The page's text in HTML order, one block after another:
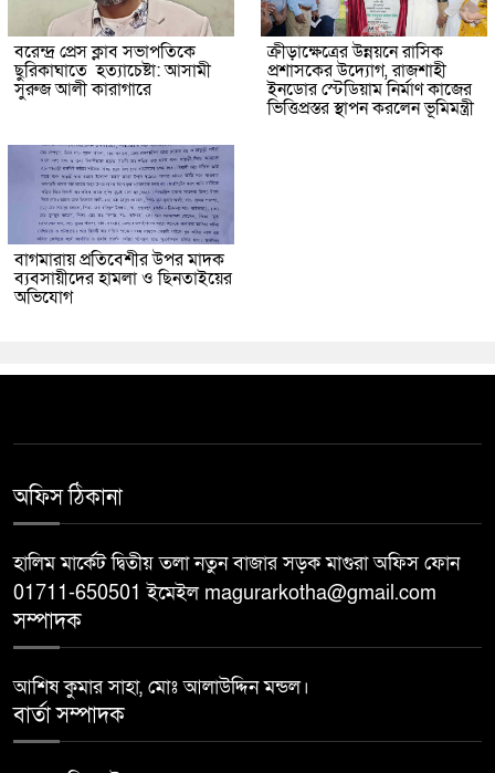
বরেন্দ্র প্রেস ক্লাব সভাপতিকে
ছুরিকাঘাতে হত্যাচেষ্টা: আসামী
সুরুজ আলী কারাগারে
ক্রীড়াক্ষেত্রের উন্নয়নে রাসিক
প্রশাসকের উদ্যোগ, রাজশাহী
ইনডোর স্টেডিয়াম নির্মাণ কাজের
ভিত্তিপ্রস্তর স্থাপন করলেন ভূমিমন্ত্রী
বাগমারায় প্রতিবেশীর উপর মাদক
ব্যবসায়ীদের হামলা ও ছিনতাইয়ের
অভিযোগ
অফিস ঠিকানা
হালিম মার্কেট দ্বিতীয় তলা নতুন বাজার সড়ক মাগুরা অফিস ফোন
01711-650501 ইমেইল magurarkotha@gmail.com
সম্পাদক
আশিষ কুমার সাহা, মোঃ আলাউদ্দিন মন্ডল।
বার্তা সম্পাদক